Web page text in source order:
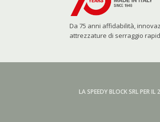
Da 75 anni affidabilità,
attrezzature di serraggio
LA SPEEDY BLOCK SRL PER